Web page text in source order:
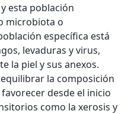
esta población
microbiota o
específica está
levaduras y virus,
la piel y sus anexos.
la composición
desde el inicio
como la xerosis y